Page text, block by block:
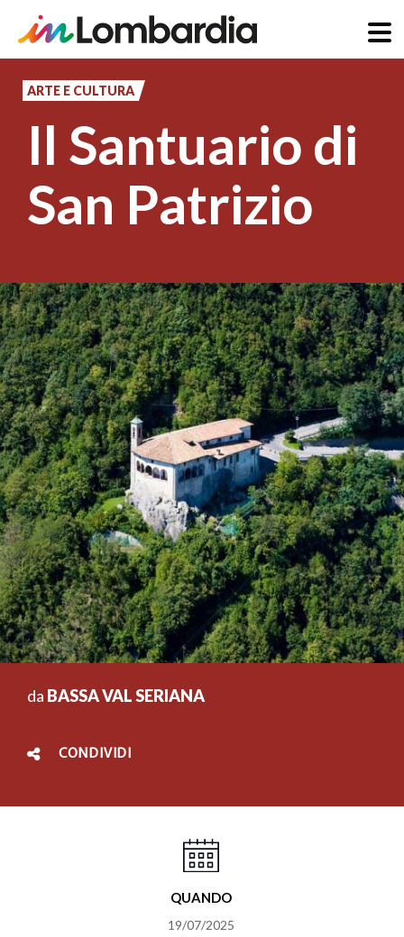
ARTE E CULTURA
Il Santuario di
San Patrizio
da BASSA VAL SERIANA
CONDIVIDI
QUANDO
19/07/2025